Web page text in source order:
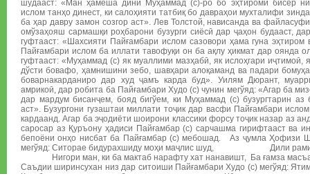
шудааст: «Ман ҳамеша дини Муҳаммад (с)-ро бо эҳтироми бисёр
ислом танҳо динест, ки салоҳияти татбиқ бо давраҳои мухталифи
ба ҳар давру замон созгор аст». Лев Толстой, нависанда ва
омўзаҳояш сармашқи роҳбарони бузурги сиёсӣ дар ҷаҳон будааст,
гуфтааст: «Шахсияти Пайғамбари ислом сазовори ҳама гуна
Пайғамбари ислом ба иллати тавофуқи он ба ақлу ҳикмат дар оянда
гуфтааст: «Муҳаммад (с) як муаллими мазҳабӣ, як ислоҳгари иҷтимоӣ,
дўсти бовафо, ҳамнишини зебо, шавҳари алоқаманд ва падари
боварнакарданиро дар худ ҷамъ карда буд». Уилям Дюрант,
амрикоӣ, дар робита ба Пайғамбари Худо (с) чунин мегўяд: «Агар ба
дар мардум бисанҷем, бояд бигўем, ки Муҳаммад (с) бузургтарин аз
аст». Бузургони гузаштаи миллати тоҷик дар васфи Пайғамбари
кардаанд. Агар ба эҷодиёти шоирони классики форсу тоҷик назар аз
саросар аз Қуръону ҳадиси Пайғамбар (с) сарчашма гирифтааст ва
бепоёни онҳо нисбат ба Пайғамбар (с) мебошад. Аз ҷумла Ҳофизи
мегўяд: Ситорае бидурахшиду моҳи маҷлис шуд, Дили
Нигори ман, ки ба мактаб нарафту хат нанавишт, Ба ғамза
Саъдии ширинсухан низ дар ситоиши Пайғамбари Худо (с) мегўяд: